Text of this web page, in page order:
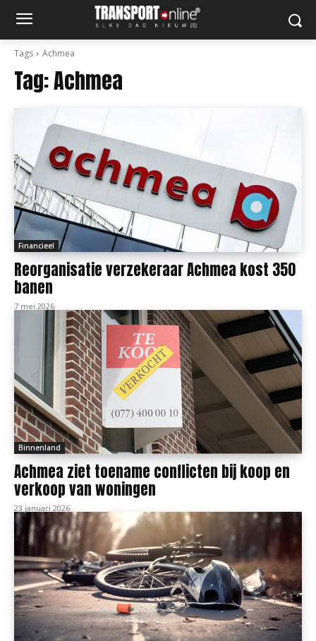
Tags Achmea
Tag:Achmea
Financieel
Reorganisatie verzekeraar Achmea kost 350
banen
7 mei 2026
Binnenland
Achmea ziet toename conflicten bij koop en
verkoop van woningen
23 januari 2026